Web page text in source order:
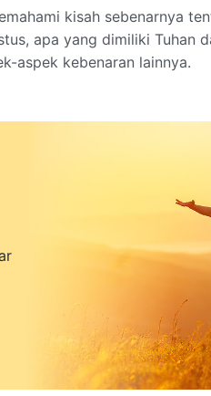
kisah sebenarnya
apa yang dimiliki Tuhan
aspek kebenaran lainnya.